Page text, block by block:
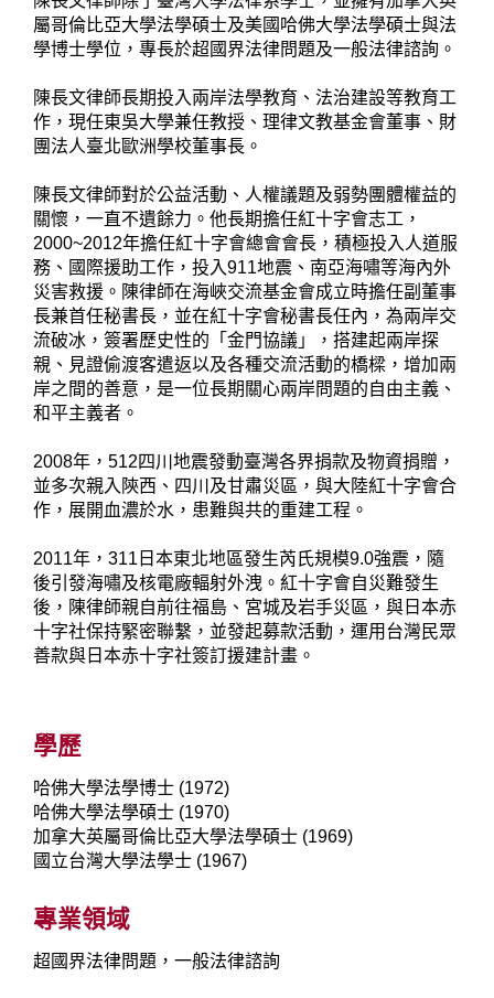
屬哥倫比亞大學法學碩士及美國哈佛大學法學碩士與法
學博士學位，專長於超國界法律問題及一般法律諮詢。
陳長文律師長期投入兩岸法學教育、法治建設等教育工
作，現任東吳大學兼任教授、理律文教基金會董事、財
團法人臺北歐洲學校董事長。
陳長文律師對於公益活動、人權議題及弱勢團體權益的
關懷，一直不遺餘力。他長期擔任紅十字會志工，
2000~2012年擔任紅十字會總會會長，積極投入人道服
務、國際援助工作，投入911地震、南亞海嘯等海內外
災害救援。陳律師在海峽交流基金會成立時擔任副董事
長兼首任秘書長，並在紅十字會秘書長任內，為兩岸交
流破冰，簽署歷史性的「金門協議」，搭建起兩岸探
親、見證偷渡客遣返以及各種交流活動的橋樑，增加兩
岸之間的善意，是一位長期關心兩岸問題的自由主義、
和平主義者。
2008年，512四川地震發動臺灣各界捐款及物資捐贈，
並多次親入陝西、四川及甘肅災區，與大陸紅十字會合
作，展開血濃於水，患難與共的重建工程。
2011年，311日本東北地區發生芮氏規模9.0強震，隨
後引發海嘯及核電廠輻射外洩。紅十字會自災難發生
後，陳律師親自前往福島、宮城及岩手災區，與日本赤
十字社保持緊密聯繫，並發起募款活動，運用台灣民眾
善款與日本赤十字社簽訂援建計畫。
學歷
哈佛大學法學博士 (1972)
哈佛大學法學碩士 (1970)
加拿大英屬哥倫比亞大學法學碩士 (1969)
國立台灣大學法學士 (1967)
專業領域
超國界法律問題，一般法律諮詢